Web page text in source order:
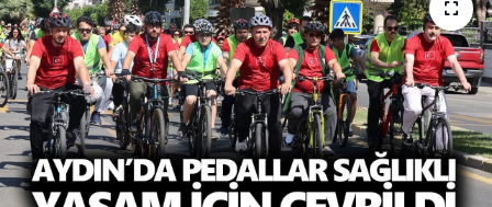
SİYASET
SPOR
TARIM
TURİZM